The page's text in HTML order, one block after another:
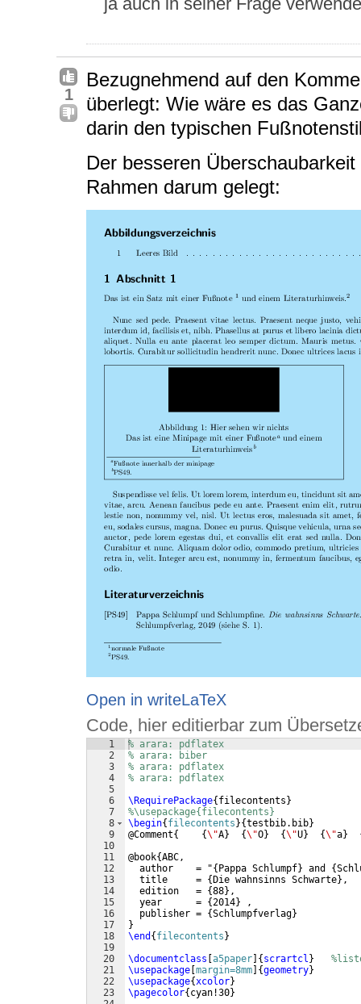
1
Bezugnehmend auf den
überlegt: Wie wäre es das
darin den typischen
Der besseren
Rahmen darum gelegt:
Open in writeLaTeX
Code, hier editierbar zum
1
2
3
4
5
6
7
8
9
10
11
12
13
14
15
16
17
18
19
20
21
22
23
% arara: pdflatex
% arara: biber
% arara: pdflatex
% arara: pdflatex
\RequirePackage{ filecontents }
%\usepackage{filecontents}
\begin{ filecontents }{testbib.bib}
@Comment{ {\"A} {\"O} {\"U} {\"a}
@book{ABC,
  author    = "
{ Pappa Schlumpf} and {
  title     =
{ Die wahnsinns Schwarte} ,
  edition   =
{88} ,
  year      =
{2014} ,
  publisher =
{Schlumpfverlag}
}
\end { filecontents }
\documentclass a5paper { scrartcl }
\usepackage margin=8mm {geometry}
\usepackage{xcolor}
\pagecolor{ cyan!30}